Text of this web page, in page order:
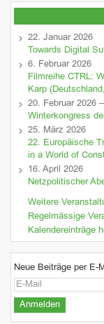
22. Januar 2026
Towards Digital
6. Februar 2026
Filmreihe CTRL:
Karp
20. Februar 2026
Winterkongress
25. März 2026
22. Europäische
in a World of
16. April 2026
Netzpolitischer
Weitere
Regelmässige
Kalendereinträge
Neue Beiträge per E-